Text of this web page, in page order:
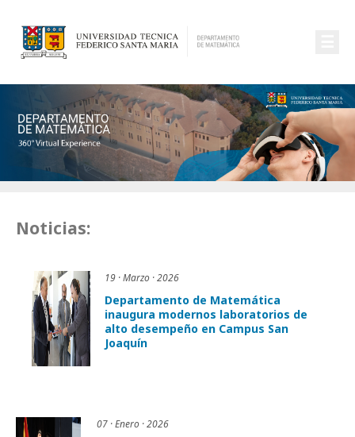
Noticias:
19 · Marzo · 2026
Departamento de Matemática
inaugura modernos laboratorios de
alto desempeño en Campus San
Joaquín
07 · Enero · 2026